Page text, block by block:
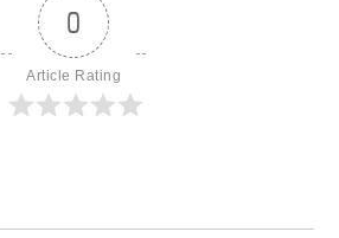
0
Article Rating